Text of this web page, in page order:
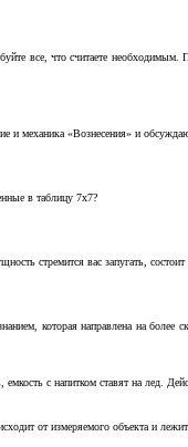
все, что считаете необходимым.
и механика «Вознесения» и
в таблицу 7х7?
стремится вас запугать,
которая направлена на
с напитком ставят на лед.
от измеряемого объекта и